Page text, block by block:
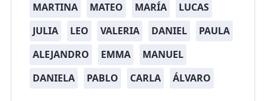
MARTINA
MATEO MARÍA
LUCAS
JULIA
LEO VALERIA DANIEL
PAULA
ALEJANDRO
EMMA
MANUEL
DANIELA
PABLO CARLA ÁLVARO